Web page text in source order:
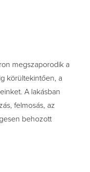
megszaporodik a
körültekintően, a
A lakásban
felmosás, az
behozott